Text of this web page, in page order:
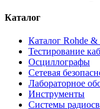
Каталог
Каталог Rohde
Тестирование
Осциллографы
Сетевая
Лабораторное
Инструменты
Системы